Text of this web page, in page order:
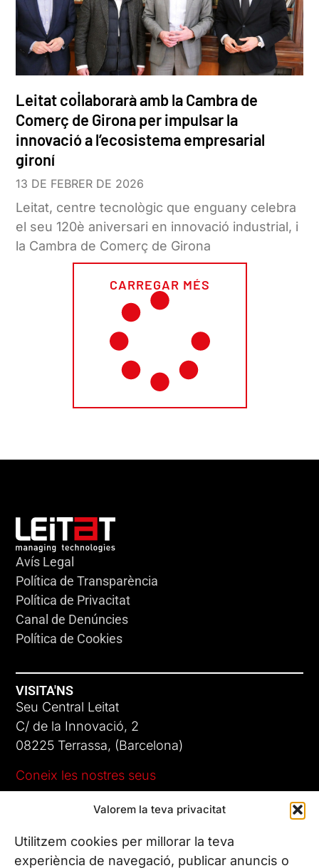
Valorem la teva privacitat
Utilitzem cookies per millorar la teva
experiència de navegació, publicar anuncis o
Leitat col·laborarà amb la Cambra de
Comerç de Girona per impulsar la
innovació a l’ecosistema empresarial
gironí
13 DE FEBRER DE 2026
Leitat, centre tecnològic que enguany celebra
el seu 120è aniversari en innovació industrial, i
la Cambra de Comerç de Girona
CARREGAR MÉS
Avís Legal
Política de Transparència
Política de Privacitat
Canal de Denúncies
Política de Cookies
VISITA'NS
Seu Central Leitat
C/ de la Innovació, 2
08225 Terrassa, (Barcelona)
Coneix les nostres seus
Tel. (+34) 937 882 300